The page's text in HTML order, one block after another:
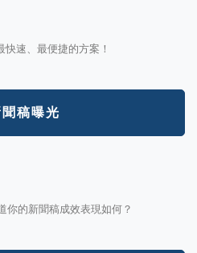
速、最便捷的方案！
稿曝光
的新聞稿成效表現如何？